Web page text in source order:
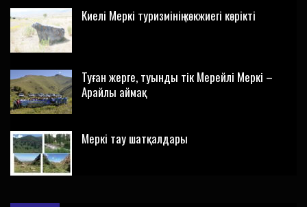
Киелі Меркі туризмінің көкжиегі көрікті
Туған жерге, туынды тік Мерейлі Меркі –
Арайлы аймақ
Меркі тау шатқалдары